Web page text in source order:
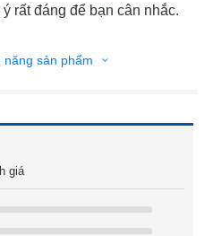
rất đáng để bạn cân nhắc.
sản phẩm
giá